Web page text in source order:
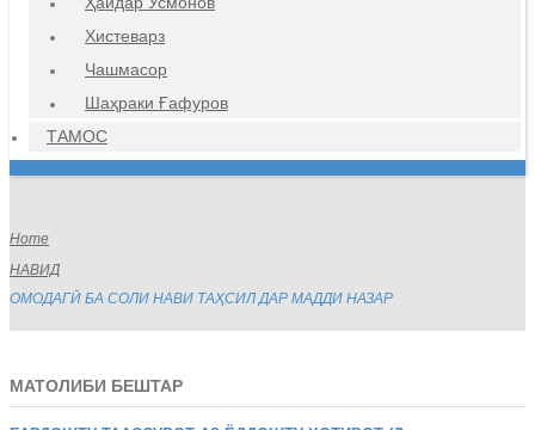
Хистеварз
Чашмасор
Шаҳраки Ғафуров
ТАМОС
Home
НАВИД
ОМОДАГӢ БА СОЛИ НАВИ ТАҲСИЛ ДАР МАДДИ НАЗАР
МАТОЛИБИ БЕШТАР